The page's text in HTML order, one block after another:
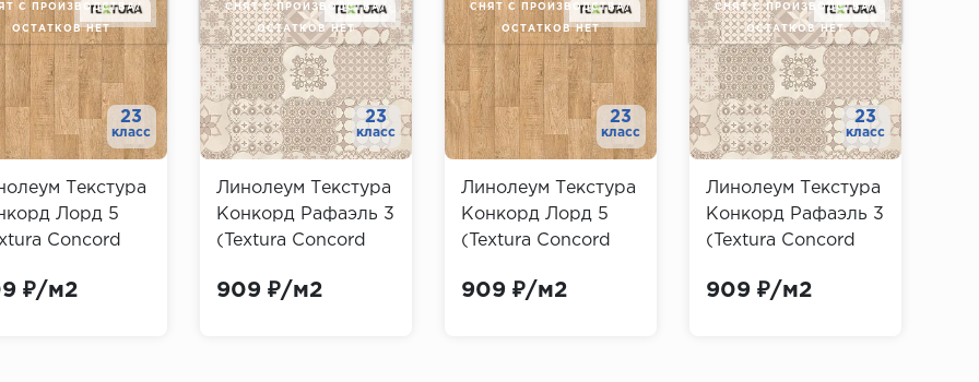
23
класс
С ПРОИЗВОДСТВА/
ОСТАТКОВ НЕТ
Текстура
Лорд 5
Concord
₽/м2
23
класс
СНЯТ С ПРОИЗВОДСТВА/
ОСТАТКОВ НЕТ
Линолеум Текстура
Конкорд Рафаэль 3
(Textura Concord
909 ₽/м2
23
класс
СНЯТ С ПРОИЗВОДСТВА/
ОСТАТКОВ НЕТ
Линолеум Текстура
Конкорд Лорд 5
(Textura Concord
909 ₽/м2
23
класс
СНЯТ С ПРОИЗВОДСТВА/
ОСТАТКОВ НЕТ
Линолеум Текстура
Конкорд Рафаэль 3
(Textura Concord
909 ₽/м2